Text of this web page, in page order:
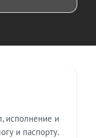
исполнение и
и паспорту.